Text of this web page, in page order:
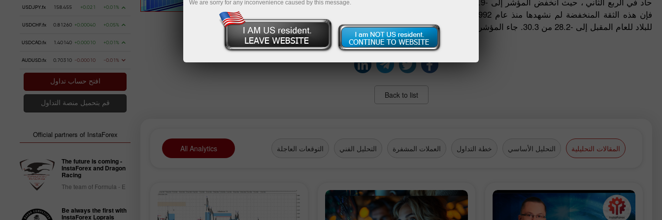
للبلاد للعام المقبل إلى -28.2 من 30.3. جاء المؤشر غير المعدل عند -18.1 في الربع الثاني مقابل 2.7 في الربع السابق.
Back to list
المقالات التحليلية التحليل الأساسي خطة التداول العملات المشفرة التحليل الفني التوقعات العاجلة All Analytics
USDJPY.fx 158.455 +0.021 +0.01%
USDCHF.fx 0.81260 +0.00040 +0.05%
USDCAD.fx 1.40140 +0.00010 +0.01%
AUDUSD.fx 0.70310 -0.00010 -0.01%
افتح حساب تداول
قم بتحميل منصة التداول
Official partners of InstaForex
The future is coming -
InstaForex and Dragon
Racing
The team of Formula - E
Be always the first with
InstaForex Loprais
We are sorry for any inconvenience caused by this message.